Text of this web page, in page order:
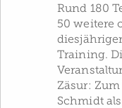
Rund 180
50 weitere
Training.
Zäsur:
Schmidt